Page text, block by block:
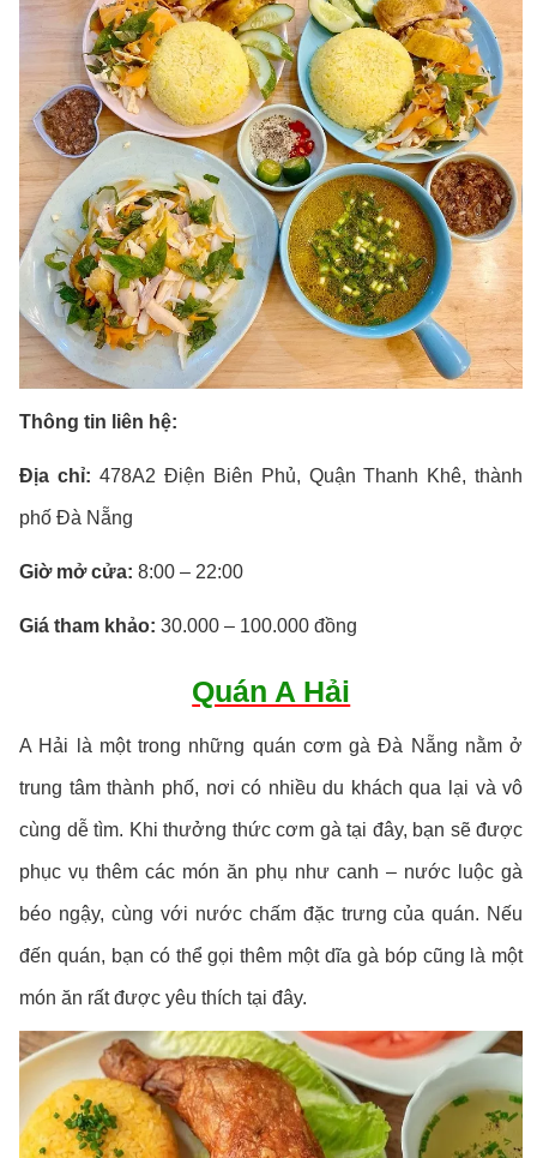
Thông tin liên hệ:
Địa chỉ: 478A2 Điện Biên Phủ, Quận Thanh Khê, thành
phố Đà Nẵng
Giờ mở cửa: 8:00 – 22:00
Giá tham khảo: 30.000 – 100.000 đồng
Quán A Hải
A Hải là một trong những quán cơm gà Đà Nẵng nằm ở
trung tâm thành phố, nơi có nhiều du khách qua lại và vô
cùng dễ tìm. Khi thưởng thức cơm gà tại đây, bạn sẽ được
phục vụ thêm các món ăn phụ như canh – nước luộc gà
béo ngậy, cùng với nước chấm đặc trưng của quán. Nếu
đến quán, bạn có thể gọi thêm một dĩa gà bóp cũng là một
món ăn rất được yêu thích tại đây.